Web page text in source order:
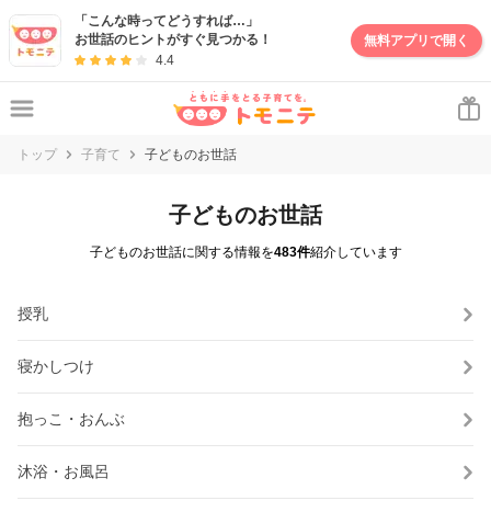
「こんな時ってどうすれば…」
お世話のヒントがすぐ見つかる！
4.4
無料アプリで開く
トップ 子育て 子どものお世話
子どものお世話
子どものお世話に関する情報を483件紹介しています
授乳
寝かしつけ
抱っこ・おんぶ
沐浴・お風呂